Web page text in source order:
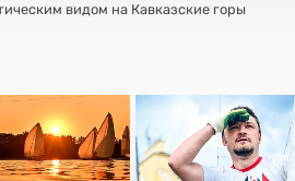
видом на Кавказские горы